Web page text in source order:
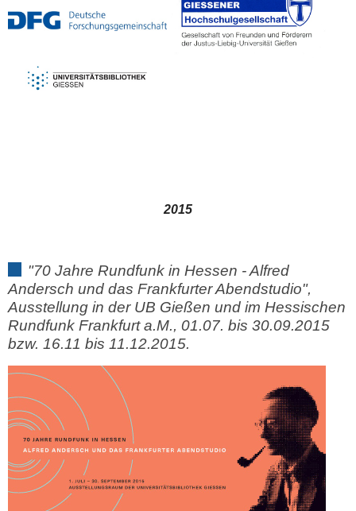
2015
"70 Jahre Rundfunk in Hessen - Alfred
Andersch und das Frankfurter Abendstudio",
Ausstellung in der UB Gießen und im Hessischen
Rundfunk Frankfurt a.M., 01.07. bis 30.09.2015
bzw. 16.11 bis 11.12.2015.